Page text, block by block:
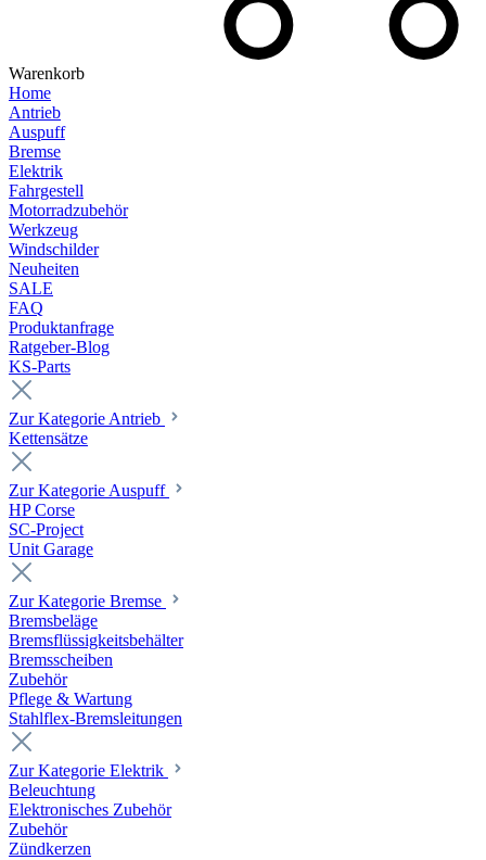
Warenkorb
Home
Antrieb
Auspuff
Bremse
Elektrik
Fahrgestell
Motorradzubehör
Werkzeug
Windschilder
Neuheiten
SALE
FAQ
Produktanfrage
Ratgeber-Blog
KS-Parts
Zur Kategorie Antrieb
Kettensätze
Zur Kategorie Auspuff
HP Corse
SC-Project
Unit Garage
Zur Kategorie Bremse
Bremsbeläge
Bremsflüssigkeitsbehälter
Bremsscheiben
Zubehör
Pflege & Wartung
Stahlflex-Bremsleitungen
Zur Kategorie Elektrik
Beleuchtung
Elektronisches Zubehör
Zubehör
Zündkerzen